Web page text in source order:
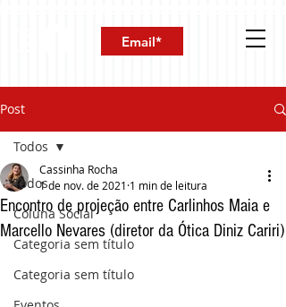
Post
Todos
Coluna Social
Categoria sem título
Categoria sem título
Todos
Encontro de projeção entre Carlinhos Maia e
Marcello Nevares (diretor da Ótica Diniz Cariri)
Cassinha Rocha
1 de nov. de 2021 1 min de leitura